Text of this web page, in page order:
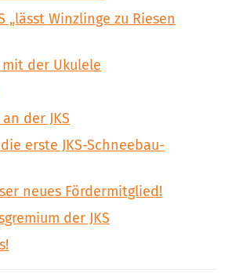
„lässt Winzlinge zu Riesen
der Ukulele
der JKS
erste JKS-Schneebau-
neues Fördermitglied!
der JKS